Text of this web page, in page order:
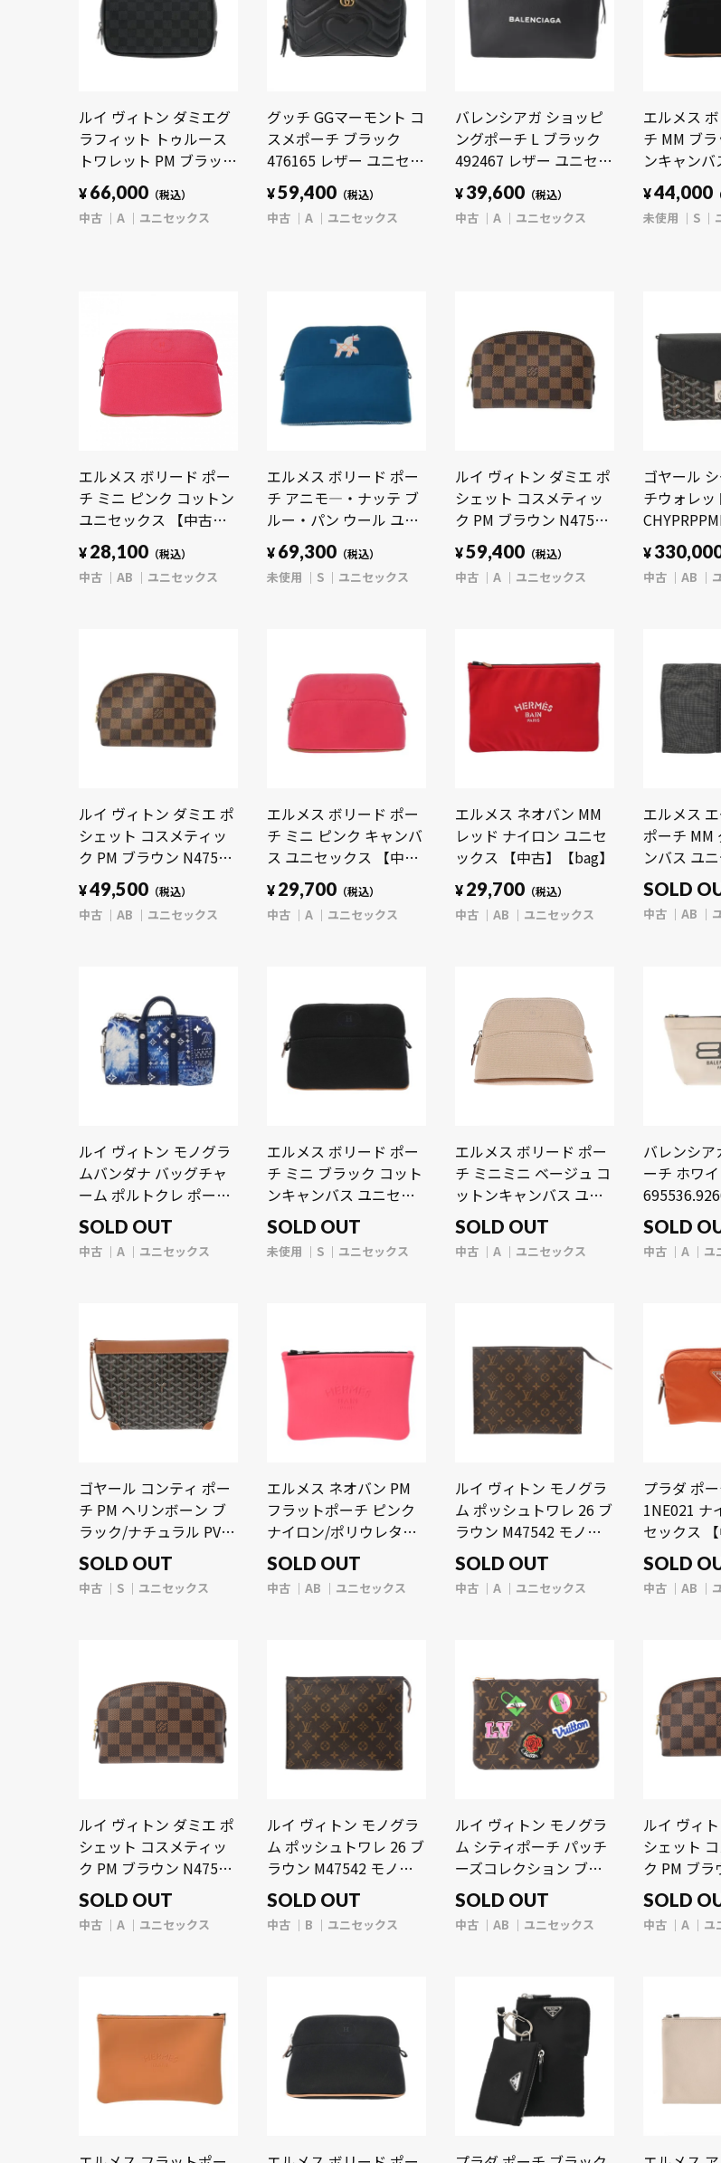
ルイ ヴィトン ダミエグ
ラフィット トゥルース
トワレット PM ブラッ
ク/グレー N47522 ダミ
エグラフィットキャンバ
ス ユニセックス 【中
¥ 66,000 （税込）
中古 A ユニセックス
グッチ GGマーモント コ
スメポーチ ブラック
476165 レザー ユニセッ
クス 【中古】【bag】
¥59,400 （税込）
中古 A ユニセックス
バレンシアガ ショッピ
ングポーチ L ブラック
492467 レザー ユニセッ
クス 【中古】【bag】
¥ 39,600 （税込）
中古 A ユニセックス
エルメス
チ MM ブ
ンキャンバ
クス 【未
¥44,000
未使用 S
エルメス ボリード ポー
チ ミニ ピンク コットン
ユニセックス 【中古】
【bag】
¥ 28,100 （税込）
中古 AB ユニセックス
エルメス ボリード ポー
チ アニモ―・ナッテ ブ
ルー・パン ウール ユニ
セックス 【未使用】
【bag】
¥ 69,300 （税込）
未使用 S ユニセックス
ルイ ヴィトン ダミエ ポ
シェット コスメティッ
ク PM ブラウン N47516
ダミエキャンバス ユニ
セックス 【中古】
【bag】
¥59,400 （税込）
中古 A ユニセックス
ゴヤール
チウォレッ
ゴヤール
ス/シュヴロ
フ ユニセ
¥
中古 AB
ルイ ヴィトン ダミエ ポ
シェット コスメティッ
ク PM ブラウン N47516
ダミエキャンバス ユニ
セックス 【中古】
【bag】
¥49,500 （税込）
中古 AB ユニセックス
エルメス ボリード ポー
チ ミニ ピンク キャンバ
ス ユニセックス 【中
古】【bag】
¥ 29,700 （税込）
中古 A ユニセックス
エルメス ネオバン MM
レッド ナイロン ユニセ
ックス 【中古】【bag】
¥ 29,700 （税込）
中古 AB ユニセックス
エルメス
ポーチ MM
ンバス ユ
【中古】【
SOLD
中古 AB
ルイ ヴィトン モノグラ
ムバンダナ バッグチャ
ーム ポルトクレ ポーチ
ブルー MP3337 モノグ
ラムバンダナ ユニセッ
クス 【中古】【bag】
SOLD OUT
中古 A ユニセックス
エルメス ボリード ポー
チ ミニ ブラック コット
ンキャンバス ユニセッ
クス 【未使用】【bag】
SOLD OUT
未使用 S ユニセックス
エルメス ボリード ポー
チ ミニミニ ベージュ コ
ットンキャンバス ユニ
セックス 【中古】
【bag】
SOLD OUT
中古 A ユニセックス
バレンシア
ーチ ホワ
キャンバス
ス 【中古】
SOLD
中古 A ユ
ゴヤール コンティ ポー
チ PM ヘリンボーン ブ
ラック/ナチュラル PVC/
カーフ ユニセックス
【中古】【bag】
SOLD OUT
中古 S ユニセックス
エルメス ネオバン PM
フラットポーチ ピンク
ナイロン/ポリウレタン
ユニセックス 【中古】
【bag】
SOLD OUT
中古 AB ユニセックス
ルイ ヴィトン モノグラ
ム ポッシュトワレ 26 ブ
ラウン M47542 モノグ
ラムキャンバス ユニセ
ックス 【中古】【bag】
SOLD OUT
中古 A ユニセックス
プラダ ポ
1NE021 ナ
セックス 【
【bag】
SOLD
中古 AB
ルイ ヴィトン ダミエ ポ
シェット コスメティッ
ク PM ブラウン N47516
ダミエキャンバス ユニ
セックス 【中古】
【bag】
SOLD OUT
中古 A ユニセックス
ルイ ヴィトン モノグラ
ム ポッシュトワレ 26 ブ
ラウン M47542 モノグ
ラムキャンバス ユニセ
ックス 【中古】【bag】
SOLD OUT
中古 B ユニセックス
ルイ ヴィトン モノグラ
ム シティポーチ パッチ
ーズコレクション ブラ
ウン M63447 モノグラ
ムキャンバス ユニセッ
クス 【中古】【bag】
SOLD OUT
中古 AB ユニセックス
ルイ ヴィ
シェット
ク PM ブラ
ダミエキャ
セックス 【
【bag】
SOLD
中古 A ユ